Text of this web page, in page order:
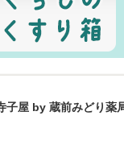
子屋 by 蔵前みどり薬